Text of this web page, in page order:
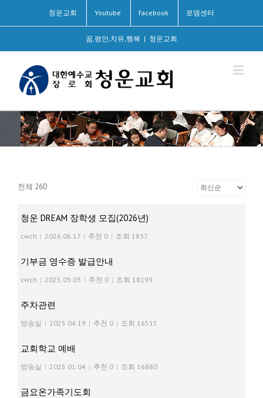
청운교회 Youtube facebook 로뎀센터
꿈,평안,치유,행복 | 청운교회
전체 260
청운 DREAM 장학생 모집(2026년)
cwch | 2026.06.17 | 추천 0 | 조회 1837
기부금 영수증 발급안내
cwch | 2025.09.03 | 추천 0 | 조회 18199
주차관련
방송실 | 2025.04.19 | 추천 0 | 조회 16515
교회학교 예배
방송실 | 2025.01.04 | 추천 0 | 조회 16880
금요온가족기도회